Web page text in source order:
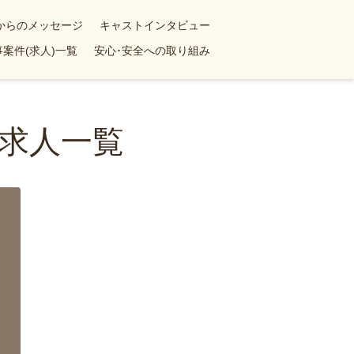
らのメッセージ
キャストインタビュー
案件(求人)一覧 安心･安全への取り組み
人一覧